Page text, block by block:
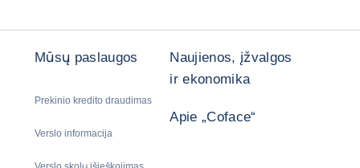
Mūsų paslaugos
Prekinio kredito draudimas
Verslo informacija
Naujienos, įžvalgos
ir ekonomika
Apie „Coface“